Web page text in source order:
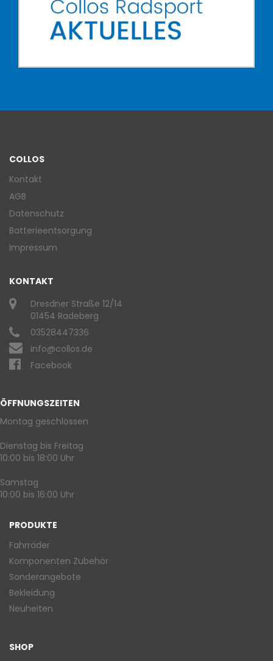
COLLOS
Kontakt
AGB
Datenschutz
Batterieentsorgung
Impressum
KONTAKT
Dresdner Straße 12/14
01454 Radeberg
03528447336
info@collos.de
Facebook
ÖFFNUNGSZEITEN
Montag geschlossen
Dienstag bis Freitag
10:00 bis 18:00 Uhr
Samstag
10:00 bis 16:00 Uhr
PRODUKTE
Fahrräder
Komponenten Zubehör
Sonderangebote
Bekleidung
Neuheiten
SHOP